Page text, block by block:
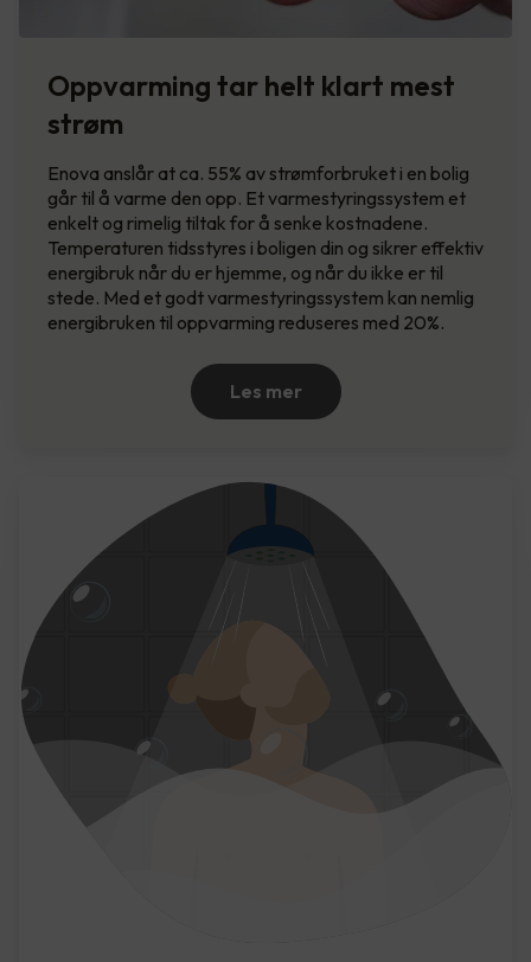
Oppvarming tar helt klart mest
strøm
Enova anslår at ca. 55% av strømforbruket i en bolig
går til å varme den opp. Et varmestyringssystem et
enkelt og rimelig tiltak for å senke kostnadene.
Temperaturen tidsstyres i boligen din og sikrer effektiv
energibruk når du er hjemme, og når du ikke er til
stede. Med et godt varmestyringssystem kan nemlig
energibruken til oppvarming reduseres med 20%.
Les mer